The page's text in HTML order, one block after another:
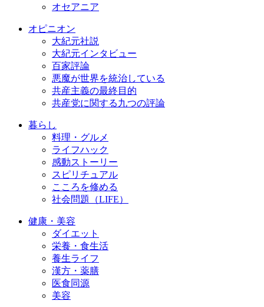
オセアニア
オピニオン
大紀元社説
大紀元インタビュー
百家評論
悪魔が世界を統治している
共産主義の最終目的
共産党に関する九つの評論
暮らし
料理・グルメ
ライフハック
感動ストーリー
スピリチュアル
こころを修める
社会問題（LIFE）
健康・美容
ダイエット
栄養・食生活
養生ライフ
漢方・薬膳
医食同源
美容